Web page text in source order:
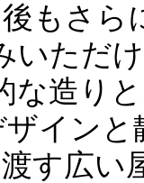
後もさら
いただけ
な造り
ザイン
す広い